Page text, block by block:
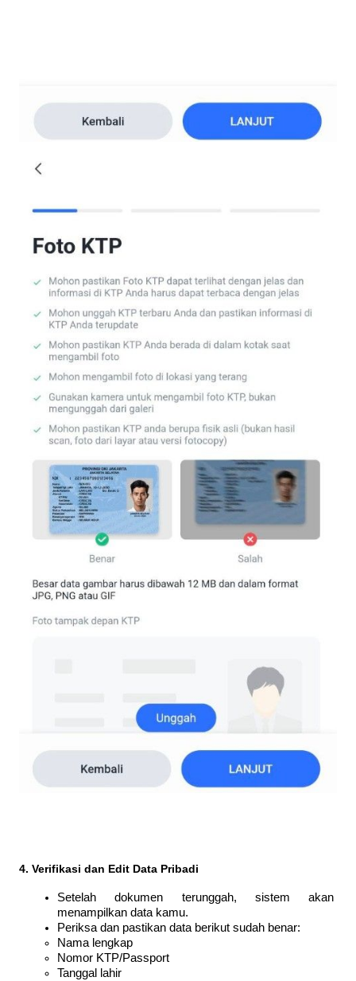
4. Verifikasi dan Edit Data Pribadi
Setelah dokumen terunggah, sistem akan
menampilkan data kamu.
Periksa dan pastikan data berikut sudah benar:
Nama lengkap
Nomor KTP/Passport
Tanggal lahir